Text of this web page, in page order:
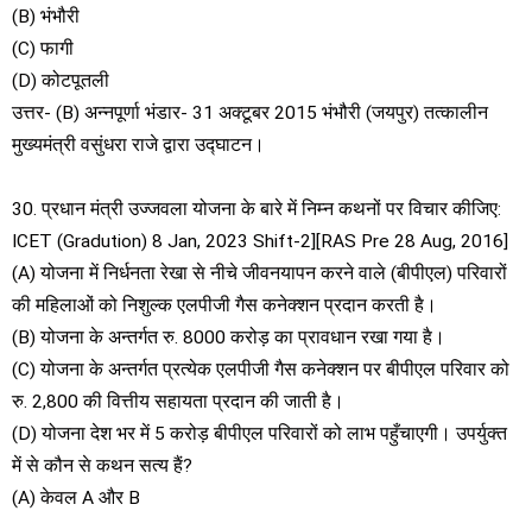
(B) भंभौरी
(C) फागी
(D) कोटपूतली
उत्तर- (B) अन्नपूर्णा भंडार- 31 अक्टूबर 2015 भंभौरी (जयपुर) तत्कालीन
मुख्यमंत्री वसुंधरा राजे द्वारा उद्घाटन।
30. प्रधान मंत्री उज्जवला योजना के बारे में निम्न कथनों पर विचार कीजिए:
ICET (Gradution) 8 Jan, 2023 Shift-2][RAS Pre 28 Aug, 2016]
(A) योजना में निर्धनता रेखा से नीचे जीवनयापन करने वाले (बीपीएल) परिवारों
की महिलाओं को निशुल्क एलपीजी गैस कनेक्शन प्रदान करती है।
(B) योजना के अन्तर्गत रु. 8000 करोड़ का प्रावधान रखा गया है।
(C) योजना के अन्तर्गत प्रत्येक एलपीजी गैस कनेक्शन पर बीपीएल परिवार को
रु. 2,800 की वित्तीय सहायता प्रदान की जाती है।
(D) योजना देश भर में 5 करोड़ बीपीएल परिवारों को लाभ पहुँचाएगी। उपर्युक्त
में से कौन से कथन सत्य हैं?
(A) केवल A और B